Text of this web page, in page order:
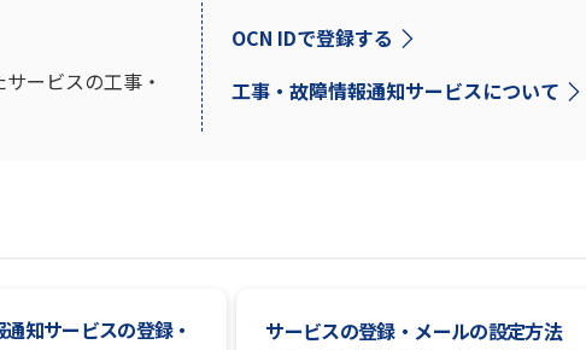
ービスの工事・
OCN IDで登録する
工事・故障情報通知サービスについて
知サービスの登録・
サービスの登録・メールの設定方法